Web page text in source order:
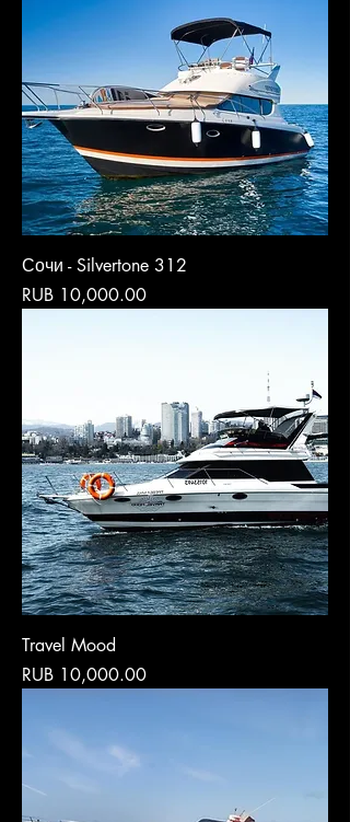
Сочи - Silvertone 312
Price
RUB 10,000.00
Travel Mood
Price
RUB 10,000.00